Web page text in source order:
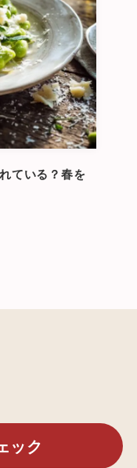
ている？春を
ック